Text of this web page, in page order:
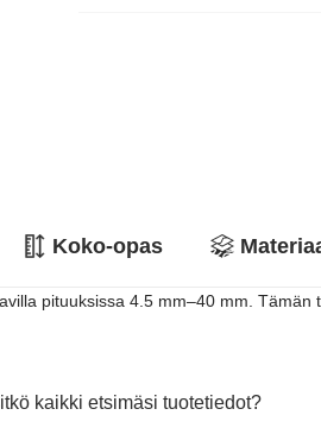
Koko-opas
pituuksissa 4.5 mm–40 mm.
kaikki etsimäsi tuotetiedot?